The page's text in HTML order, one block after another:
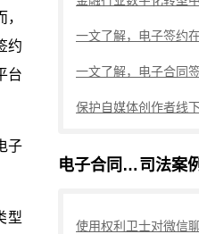
约
台
子
型
电子合同签署 司法案
使用权利卫士对微信